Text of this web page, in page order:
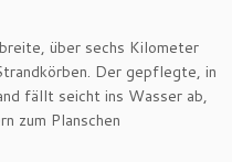
über sechs Kilometer
Der gepflegte, in
fällt seicht ins Wasser ab,
zum Planschen